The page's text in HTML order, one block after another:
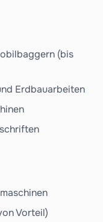
(bis
Erdbauarbeiten
Vorteil)